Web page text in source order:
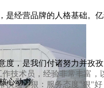
技术员，经验非常丰富，
快速；狠：服务态度"狠"
是经营品牌的人格基础。
，是我们付诸努力并孜
心动力